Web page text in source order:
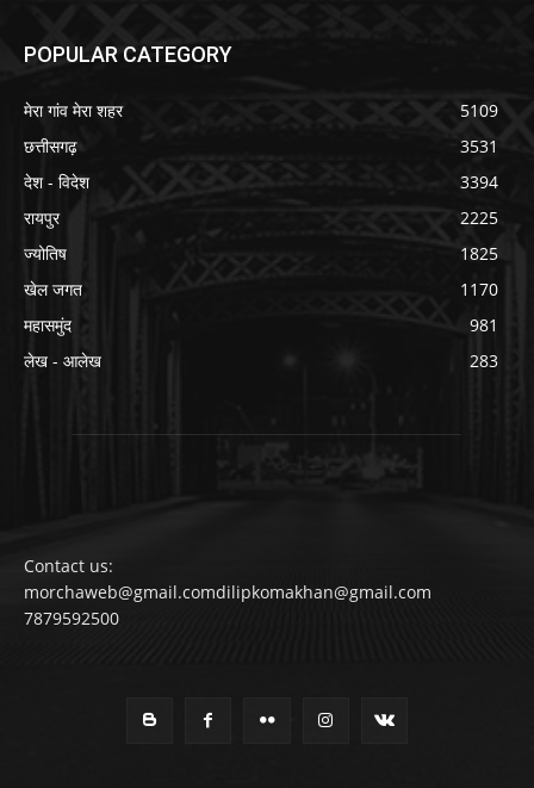
POPULAR CATEGORY
मेरा गांव मेरा शहर
5109
छत्तीसगढ़
3531
देश - विदेश
3394
रायपुर
2225
ज्योतिष
1825
खेल जगत
1170
महासमुंद
981
लेख - आलेख
283
Contact us:
morchaweb@gmail.comdilipkomakhan@gmail.com
7879592500